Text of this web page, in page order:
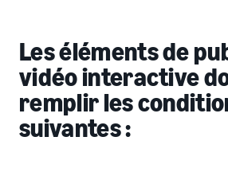
Les éléments de
vidéo interactive
remplir les
suivantes :